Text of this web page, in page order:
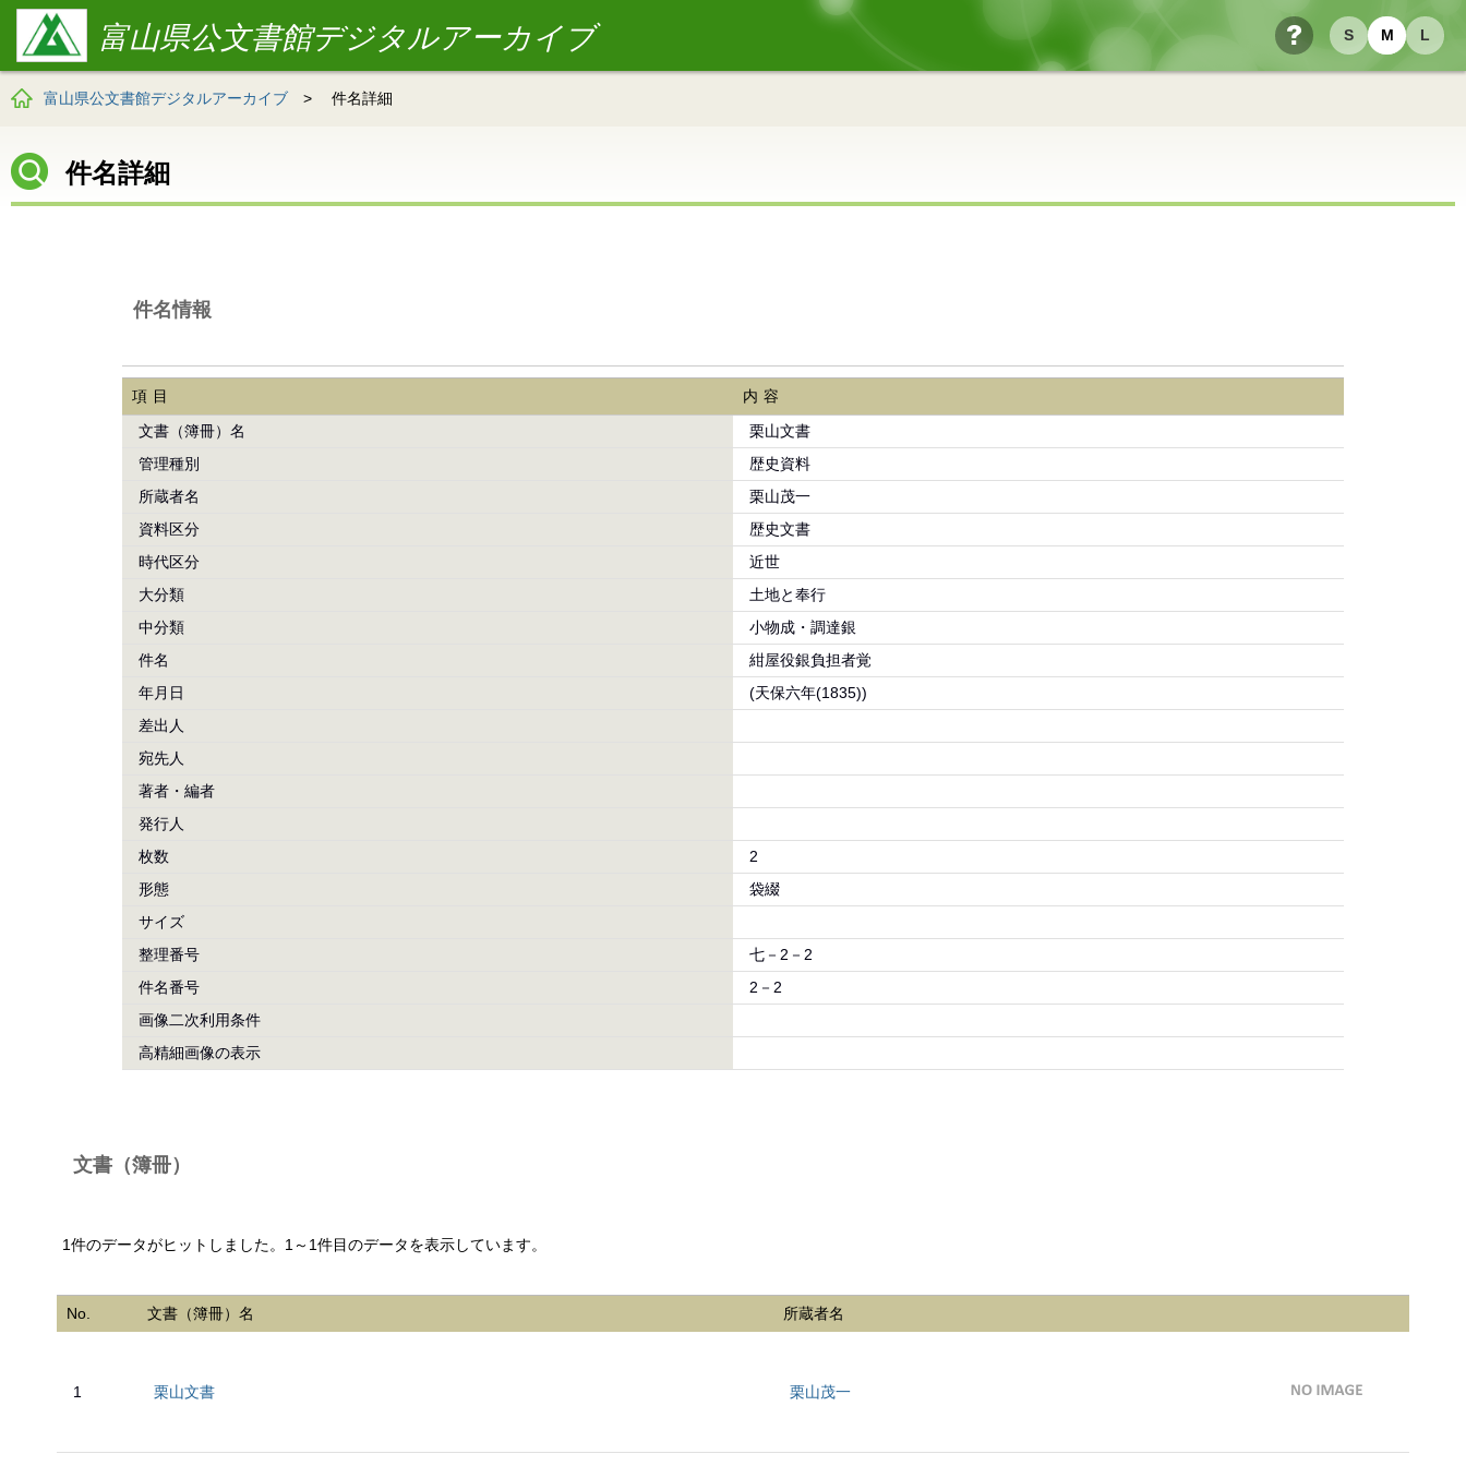
S M L
ヘルプ
富山県公文書館デジタルアーカイブ
富山県公文書館デジタルアーカイブ > 件名詳細
件名詳細
件名情報
項目
内容
文書（簿冊）名
栗山文書
管理種別
歴史資料
所蔵者名
栗山茂一
資料区分
歴史文書
時代区分
近世
大分類
土地と奉行
中分類
小物成・調達銀
件名
紺屋役銀負担者覚
年月日
(天保六年(1835))
差出人
宛先人
著者・編者
発行人
枚数
2
形態
袋綴
サイズ
整理番号
七－2－2
件名番号
2－2
画像二次利用条件
高精細画像の表示
文書（簿冊）
1件のデータがヒットしました。1～1件目のデータを表示しています。
No. 文書（簿冊）名 所蔵者名
1 栗山文書 栗山茂一